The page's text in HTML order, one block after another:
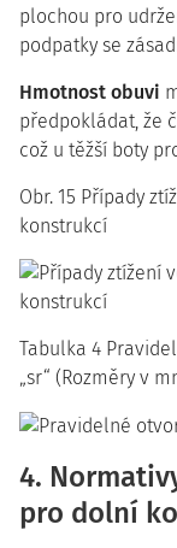
plochou pro
podpatky se
Hmotnost obuvi
předpokládat, že
což u těžší boty
Obr. 15 Případy
konstrukcí
Tabulka 4
„sr“ (Rozměry v
4.
pro dolní